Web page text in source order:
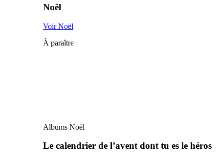
Noël
Voir Noël
À paraître
Albums Noël
Le calendrier de l’avent dont tu es le héros